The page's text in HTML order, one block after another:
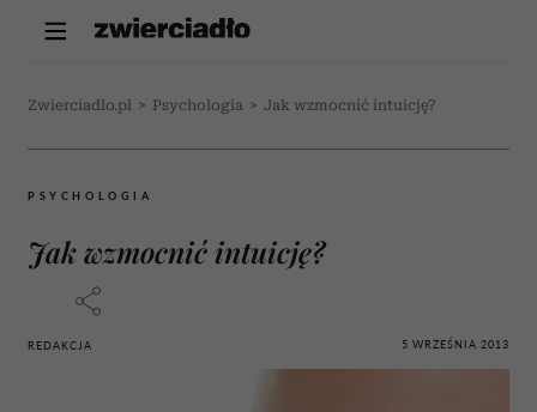
Zwierciadlo.pl > Psychologia > Jak wzmocnić intuicję?
PSYCHOLOGIA
Jak wzmocnić intuicję?
REDAKCJA 5 WRZEŚNIA 2013